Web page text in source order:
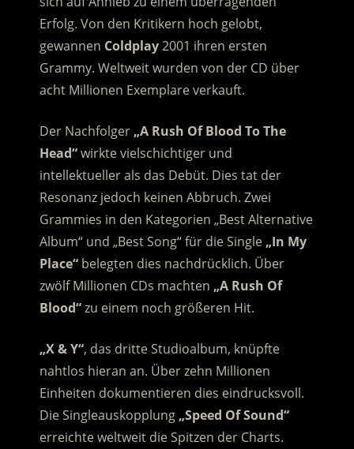
Erfolg. Von den Kritikern hoch gelobt,
gewannen Coldplay2001 ihren ersten
Grammy. Weltweit wurden von der CD über
acht Millionen Exemplare verkauft.
Der Nachfolger „A Rush Of Blood To The
Head“wirkte vielschichtiger und
intellektueller als das Debüt. Dies tat der
Resonanz jedoch keinen Abbruch. Zwei
Grammies in den Kategorien „Best Alternative
Album“ und „Best Song“ für die Single „In My
Place“belegten dies nachdrücklich. Über
zwölf Millionen CDs machten „A Rush Of
Blood“zu einem noch größeren Hit.
„X & Y“, das dritte Studioalbum, knüpfte
nahtlos hieran an. Über zehn Millionen
Einheiten dokumentieren dies eindrucksvoll.
Die Singleauskopplung „Speed Of Sound“
erreichte weltweit die Spitzen der Charts.